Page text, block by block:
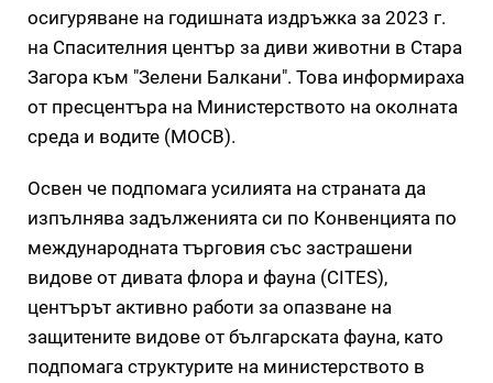
осигуряване на годишната издръжка за 2023 г.
на Спасителния център за диви животни в Стара
Загора към "Зелени Балкани". Това информираха
от пресцентъра на Министерството на околната
среда и водите (МОСВ).
Освен че подпомага усилията на страната да
изпълнява задълженията си по Конвенцията по
международната търговия със застрашени
видове от дивата флора и фауна (CIТES),
центърът активно работи за опазване на
защитените видове от българската фауна, като
подпомага структурите на министерството в